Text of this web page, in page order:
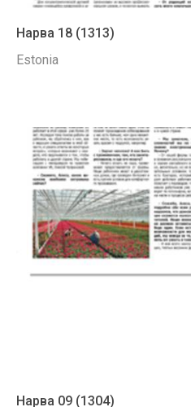
Нарва 18 (1313)
Estonia
Нарва 09 (1304)